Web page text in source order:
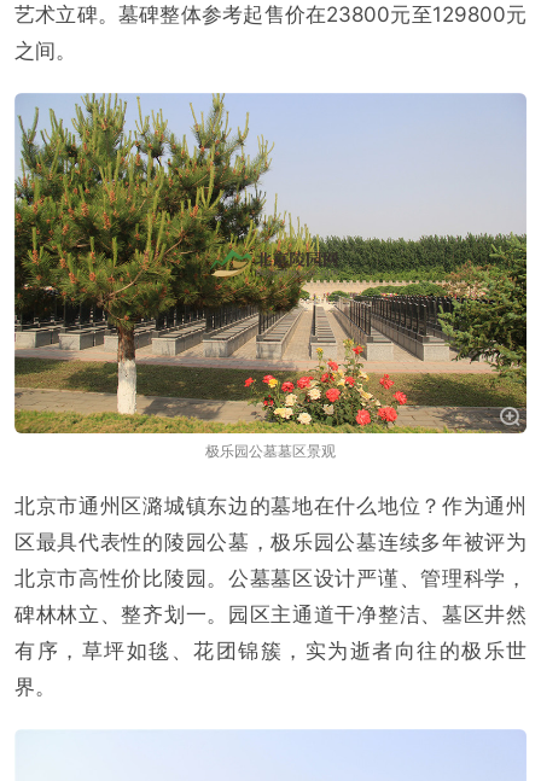
艺术立碑。墓碑整体参考起售价在23800元至129800元
之间。
极乐园公墓墓区景观
北京市通州区潞城镇东边的墓地在什么地位？作为通州
区最具代表性的陵园公墓，极乐园公墓连续多年被评为
北京市高性价比陵园。公墓墓区设计严谨、管理科学，
碑林林立、整齐划一。园区主通道干净整洁、墓区井然
有序，草坪如毯、花团锦簇，实为逝者向往的极乐世
界。